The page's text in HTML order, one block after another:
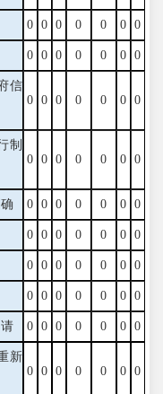
0 0 0 0 0 0 0
0 0 0 0 0 0 0
信
0 0 0 0 0 0 0
制
0 0 0 0 0 0 0
0 0 0 0 0 0 0
0 0 0 0 0 0 0
0 0 0 0 0 0 0
0 0 0 0 0 0 0
0 0 0 0 0 0 0
新
0 0 0 0 0 0 0